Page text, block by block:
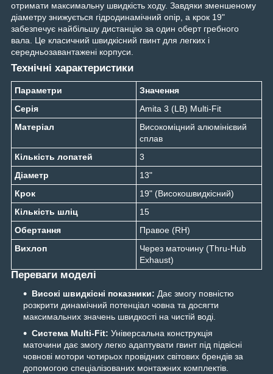
отримати максимальну швидкість ходу. Завдяки зменшеному
діаметру знижується гідродинамічний опір, а крок 19"
забезпечує найбільшу дистанцію за один оберт гребного
вала. Це класичний швидкісний гвинт для легких і
середньозавантажені корпуси.
Технічні характеристики
Параметри
Значення
Серія
Amita 3 (LB) Multi-Fit
Матеріал
Високоміцний алюмінієвий
сплав
Кількість лопатей
3
Діаметр
13"
Крок
19" (Високошвидкісний)
Кількість шліц
15
Обертання
Правое (RH)
Вихлоп
Через маточину (Thru-Hub
Exhaust)
Переваги моделі
Високі швидкісні показники: Дає змогу повністю
розкрити динамічний потенціал човна та досягти
максимальних значень швидкості на чистій воді.
Система Multi-Fit: Універсальна конструкція
маточини дає змогу легко адаптувати гвинт під підвісні
човнові мотори чотирьох провідних світових брендів за
допомогою спеціалізованих монтажних комплектів.